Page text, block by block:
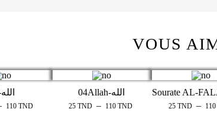
VOUS
الله-
110 TND
04Allah-الله
25TND – 110TND 25 TND – 110